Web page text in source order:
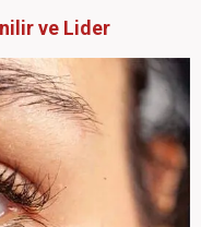
ve Lider